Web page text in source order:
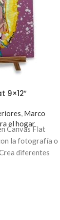
9×12″
, Marco
el hogar
Canvas Flat
la fotografía o
diferentes